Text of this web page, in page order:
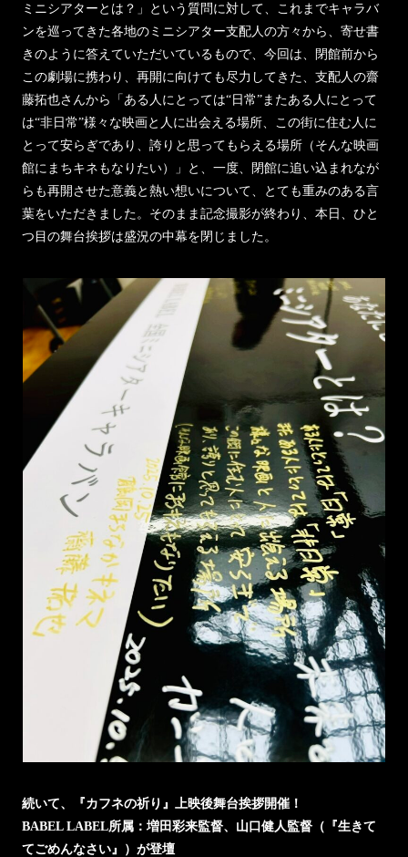
ミニシアターとは？」という質問に対して、これまでキャラバ
ンを巡ってきた各地のミニシアター支配人の方々から、寄せ書
きのように答えていただいているもので、今回は、閉館前から
この劇場に携わり、再開に向けても尽力してきた、支配人の齋
藤拓也さんから「ある人にとっては“日常”またある人にとって
は“非日常”様々な映画と人に出会える場所、この街に住む人に
とって安らぎであり、誇りと思ってもらえる場所（そんな映画
館にまちキネもなりたい）」と、一度、閉館に追い込まれなが
らも再開させた意義と熱い想いについて、とても重みのある言
葉をいただきました。そのまま記念撮影が終わり、本日、ひと
つ目の舞台挨拶は盛況の中幕を閉じました。
続いて、『カフネの祈り』上映後舞台挨拶開催！
BABEL LABEL所属：増田彩来監督、山口健人監督（『生きて
てごめんなさい』）が登壇